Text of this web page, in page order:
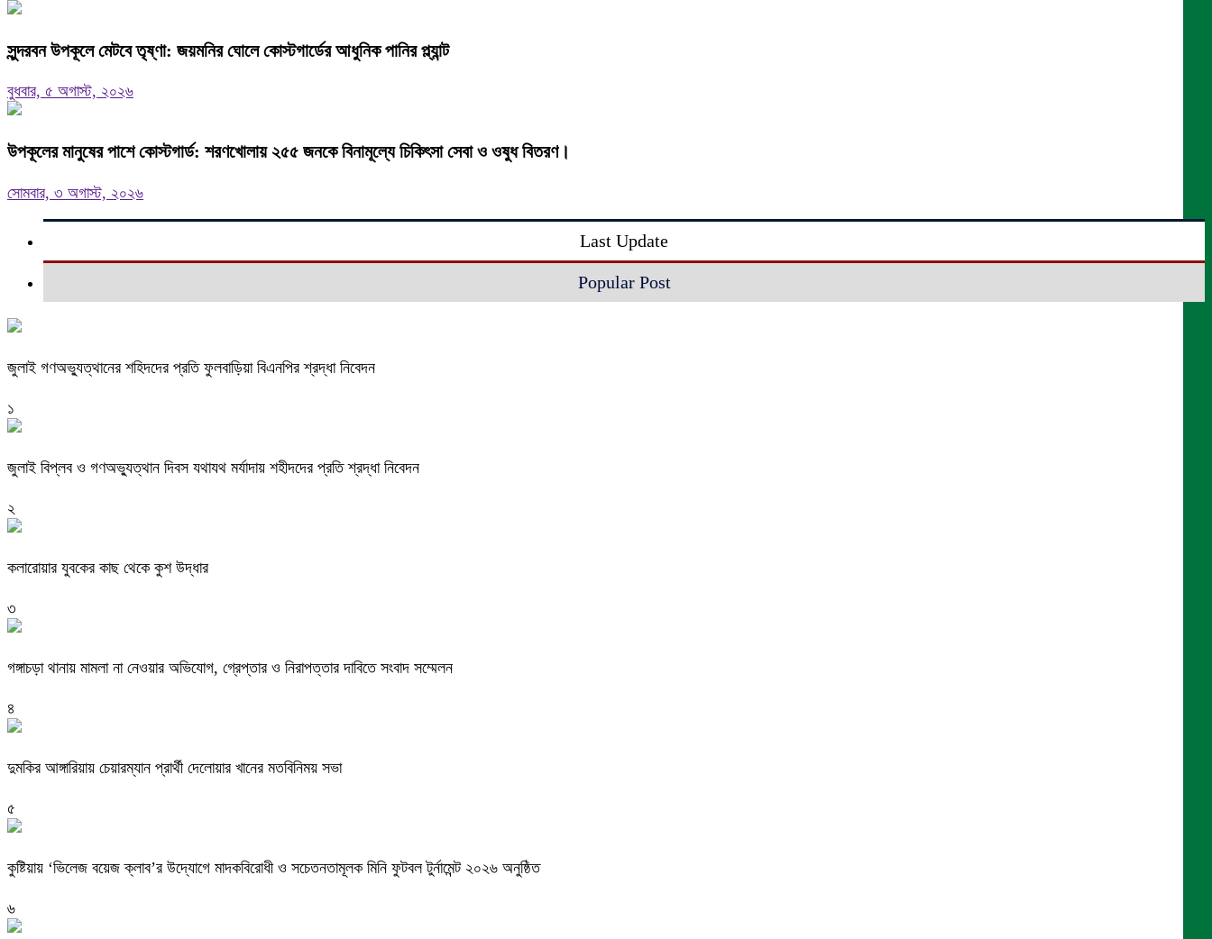
সুন্দরবন উপকূলে মেটবে তৃষ্ণা: জয়মনির ঘোলে কোস্টগার্ডের আধুনিক পানির প্ল্যান্ট
বুধবার, ৫ অগাস্ট, ২০২৬
উপকূলের মানুষের পাশে কোস্টগার্ড: শরণখোলায় ২৫৫ জনকে বিনামূল্যে চিকিৎসা সেবা ও ওষুধ বিতরণ।
সোমবার, ৩ অগাস্ট, ২০২৬
Last Update
Popular Post
জুলাই গণঅভ্যুত্থানের শহিদদের প্রতি ফুলবাড়িয়া বিএনপির শ্রদ্ধা নিবেদন
১
জুলাই বিপ্লব ও গণঅভ্যুত্থান দিবস যথাযথ মর্যাদায় শহীদদের প্রতি শ্রদ্ধা নিবেদন
২
কলারোয়ার যুবকের কাছ থেকে কুশ উদ্ধার
৩
গঙ্গাচড়া থানায় মামলা না নেওয়ার অভিযোগ, গ্রেপ্তার ও নিরাপত্তার দাবিতে সংবাদ সম্মেলন
৪
দুমকির আঙ্গারিয়ায় চেয়ারম্যান প্রার্থী দেলোয়ার খানের মতবিনিময় সভা
৫
কুষ্টিয়ায় ‘ভিলেজ বয়েজ ক্লাব’র উদ্যোগে মাদকবিরোধী ও সচেতনতামূলক মিনি ফুটবল টুর্নামেন্ট ২০২৬ অনুষ্ঠিত
৬